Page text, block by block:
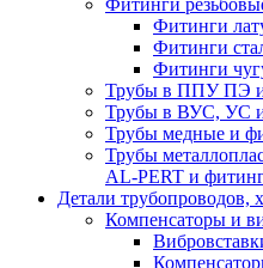
Фитинги
Фитинги
Фитинги
Фитинги
Трубы в ППУ ПЭ
Трубы в ВУС, УС
Трубы медные и
Трубы
AL-PERT и
Детали трубопроводов,
Компенсаторы и